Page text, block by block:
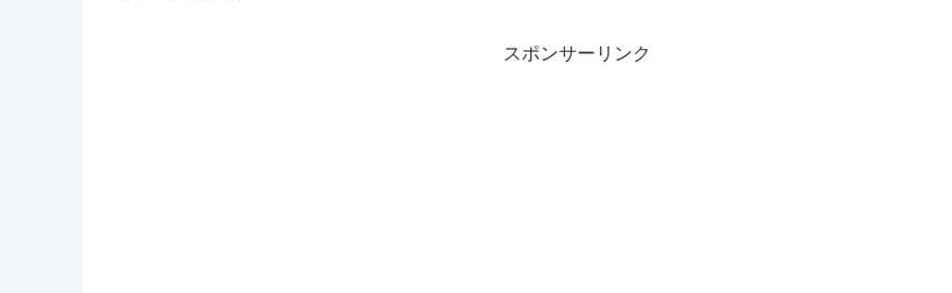
スポンサーリンク